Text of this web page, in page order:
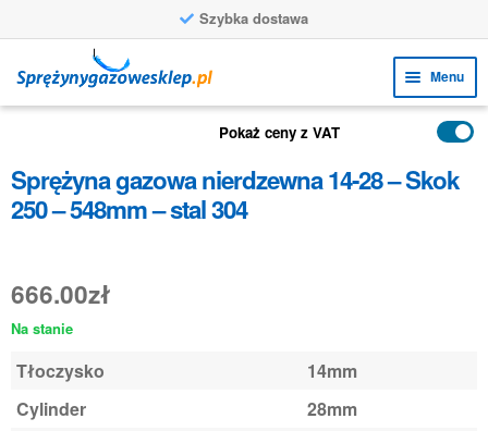
Szybka dostawa
do
nawigacji
do
treści
Menu
menu
PRODUKTY
menu
ZASTOSOWANIA
FAQ
Pokaż ceny z VAT
Sprężyna gazowa nierdzewna 14-28 – Skok
250 – 548mm – stal 304
666.00zł
Na stanie
Tłoczysko
14mm
Cylinder
28mm